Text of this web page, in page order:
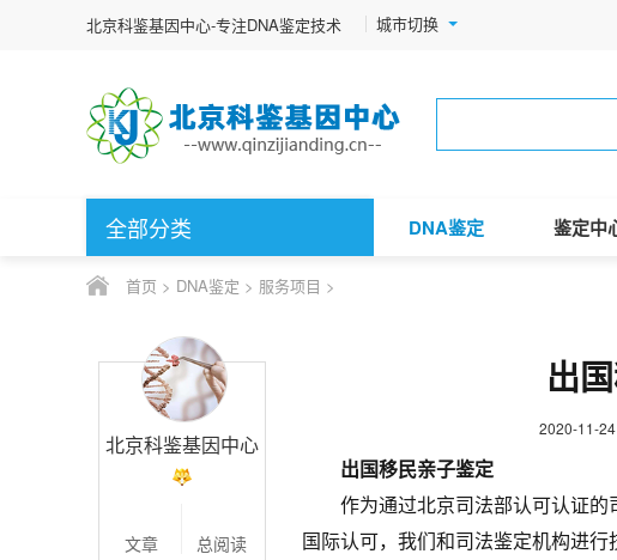
北京科鉴基因中心-专注DNA鉴定技术 城市切换
全部分类 DNA鉴定 鉴定中
首页 > DNA鉴定 > 服务项目 >
北京科鉴基因中心
文章
总阅读
出
2020-11-
出国移民亲子鉴定
作为通过北京司法部认可认证的
国际认可，我们和司法鉴定机构进